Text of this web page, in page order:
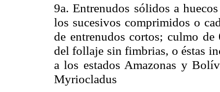
9a. Entrenudos sólidos a
los sucesivos comprimidos o
de entrenudos cortos; culmo de
del follaje sin fimbrias, o éstas
a los estados Amazonas y
Myriocladus